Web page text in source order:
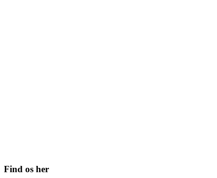
Find os her